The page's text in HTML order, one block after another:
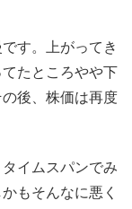
す。上がってき
たところやや下
後、株価は再度
イムスパンでみ
もそんなに悪く